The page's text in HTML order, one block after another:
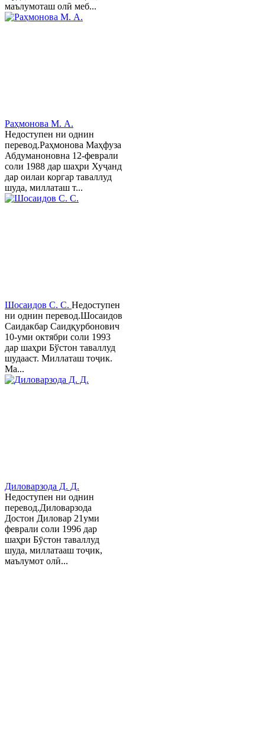
маълумоташ олӣ меб...
Раҳмонова М. А.
Недоступен ни однин
перевод.Раҳмонова Маҳфуза
Абдуманоновна 12-феврали
соли 1988 дар шаҳри Хуҷанд
дар оилаи коргар таваллуд
шуда, миллаташ т...
Шосаидов С. С. Недоступен
ни однин перевод.Шосаидов
Саидакбар Саидқурбонович
10-уми октябри соли 1993
дар шаҳри Бўстон таваллуд
шудааст. Миллаташ тоҷик.
Ма...
Диловарзода Д. Д.
Недоступен ни однин
перевод.Диловарзода
Достон Диловар 21уми
феврали соли 1996 дар
шаҳри Бӯстон таваллуд
шуда, миллатааш тоҷик,
маълумот олӣ...